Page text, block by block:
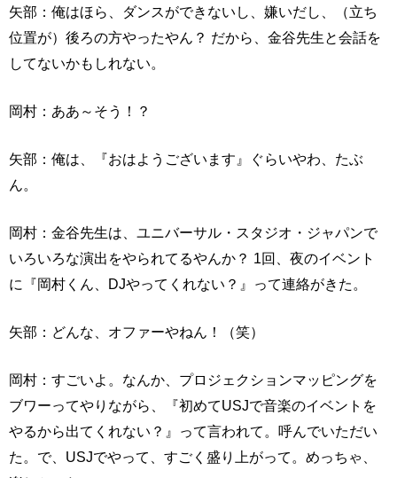
矢部：俺はほら、ダンスができないし、嫌いだし、（立ち
位置が）後ろの方やったやん？ だから、金谷先生と会話を
してないかもしれない。
岡村：ああ～そう！？
矢部：俺は、『おはようございます』ぐらいやわ、たぶ
ん。
岡村：金谷先生は、ユニバーサル・スタジオ・ジャパンで
いろいろな演出をやられてるやんか？ 1回、夜のイベント
に『岡村くん、DJやってくれない？』って連絡がきた。
矢部：どんな、オファーやねん！（笑）
岡村：すごいよ。なんか、プロジェクションマッピングを
ブワーってやりながら、『初めてUSJで音楽のイベントを
やるから出てくれない？』って言われて。呼んでいただい
た。で、USJでやって、すごく盛り上がって。めっちゃ、